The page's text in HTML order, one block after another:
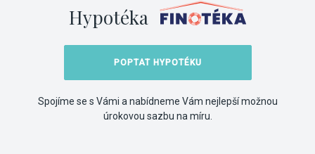
Hypotéka
POPTAT HYPOTÉKU
Spojíme se s Vámi a nabídneme Vám nejlepší možnou
úrokovou sazbu na míru.